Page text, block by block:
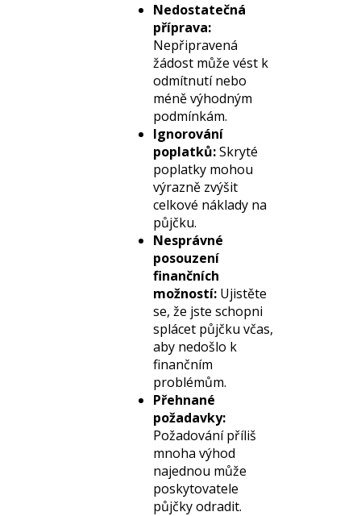
Nedostatečná
příprava:
Nepřipravená
žádost může vést k
odmítnutí nebo
méně výhodným
podmínkám.
Ignorování
poplatků:Skryté
poplatky mohou
výrazně zvýšit
celkové náklady na
půjčku.
Nesprávné
posouzení
finančních
možností: Ujistěte
se, že jste schopni
splácet půjčku včas,
aby nedošlo k
finančním
problémům.
Přehnané
požadavky:
Požadování příliš
mnoha výhod
najednou může
poskytovatele
půjčky odradit.